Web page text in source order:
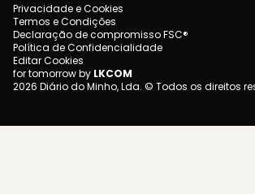
Privacidade e Cookies
Termos e Condições
Declaração de compromisso FSC®
Política de Confidencialidade
Editar Cookies
for tomorrow by LKCOM
2026 Diário do Minho, Lda. © Todos os direitos